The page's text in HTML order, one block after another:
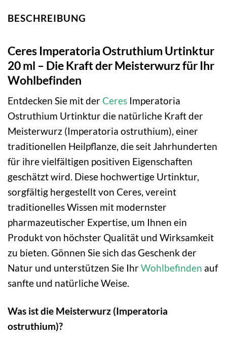
BESCHREIBUNG
Ceres Imperatoria Ostruthium Urtinktur
20 ml – Die Kraft der Meisterwurz für Ihr
Wohlbefinden
Entdecken Sie mit der Ceres Imperatoria
Ostruthium Urtinktur die natürliche Kraft der
Meisterwurz (Imperatoria ostruthium), einer
traditionellen Heilpflanze, die seit Jahrhunderten
für ihre vielfältigen positiven Eigenschaften
geschätzt wird. Diese hochwertige Urtinktur,
sorgfältig hergestellt von Ceres, vereint
traditionelles Wissen mit modernster
pharmazeutischer Expertise, um Ihnen ein
Produkt von höchster Qualität und Wirksamkeit
zu bieten. Gönnen Sie sich das Geschenk der
Natur und unterstützen Sie IhrWohlbefinden auf
sanfte und natürliche Weise.
Was ist die Meisterwurz (Imperatoria
ostruthium)?